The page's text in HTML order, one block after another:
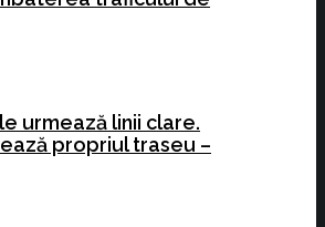
urmează linii clare.
propriul traseu –